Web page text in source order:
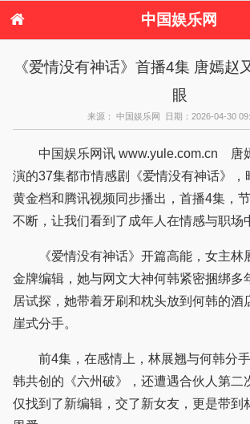
中国娱乐网
电视剧
演唱会 综艺节目
《爱情没有神话》首播4集 唐嫣赵
眼
来源： 中国娱乐网 日期：2026-04-30
中国娱乐网讯 www.yule.com.cn 唐
演的37集都市情感剧《爱情没有神话》，
黄金档和腾讯视频同步播出，首播4集，
不断，让我们看到了成年人在情感与职场
《爱情没有神话》开篇高能，女主林
金牌编辑，她与网文大神何韩紧密捆绑多
居试探，她带着牙刷和枕头放到何韩的酒
崖式分手。
前4集，在感情上，林展翘与何韩分手
韩共创的《六州破》，还遭遇合伙人第二
仅找到了新编辑，交了新女友，更是带到